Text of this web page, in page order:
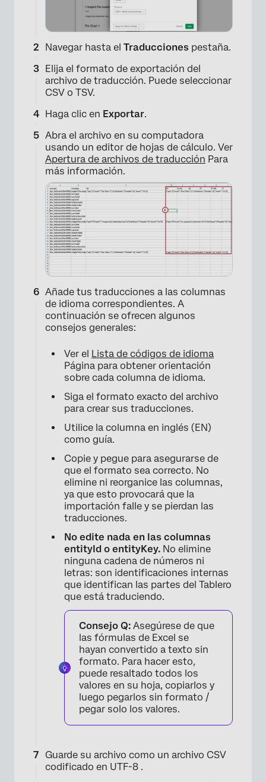
×
Navegar hasta el Traducciones pestaña.
Elija el formato de exportación del
archivo de traducción. Puede seleccionar
CSV o TSV.
Haga clic en Exportar.
Abra el archivo en su computadora
usando un editor de hojas de cálculo. Ver
Apertura de archivos de traducción Para
más información.
×
Añade tus traducciones a las columnas
de idioma correspondientes. A
continuación se ofrecen algunos
consejos generales:
Ver el Lista de códigos de idioma
Página para obtener orientación
sobre cada columna de idioma.
Siga el formato exacto del archivo
para crear sus traducciones.
Utilice la columna en inglés (EN)
como guía.
Copie y pegue para asegurarse de
que el formato sea correcto. No
elimine ni reorganice las columnas,
ya que esto provocará que la
importación falle y se pierdan las
traducciones.
No edite nada en las columnas
entityId o entityKey. No elimine
ninguna cadena de números ni
letras: son identificaciones internas
que identifican las partes del Tablero
que está traduciendo.
Consejo Q: Asegúrese de que
las fórmulas de Excel se
hayan convertido a texto sin
formato. Para hacer esto,
puede resaltado todos los
valores en su hoja, copiarlos y
luego pegarlos sin formato /
pegar solo los valores.
Guarde su archivo como un archivo CSV
codificado en UTF-8 .